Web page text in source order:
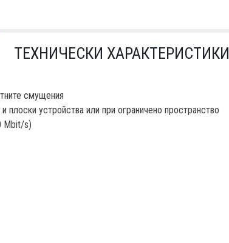
ТЕХНИЧЕСКИ ХАРАКТЕРИСТИКИ
смущения
устройства или при ограничено пространство
Mbit/s)